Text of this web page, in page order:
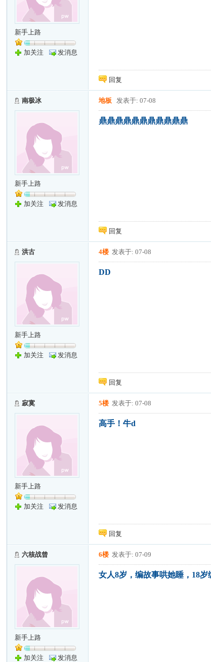
新手上路
加关注 发消息
回复
南极冰
新手上路
加关注 发消息
地板 发表于: 07-08
鼎鼎鼎鼎鼎鼎鼎鼎鼎鼎鼎
回复
洪古
新手上路
加关注 发消息
4楼 发表于: 07-08
DD
回复
寂寞
新手上路
加关注 发消息
5楼 发表于: 07-08
高手！牛d
回复
六核战曾
新手上路
加关注 发消息
6楼 发表于: 07-09
女人8岁，编故事哄她睡，18